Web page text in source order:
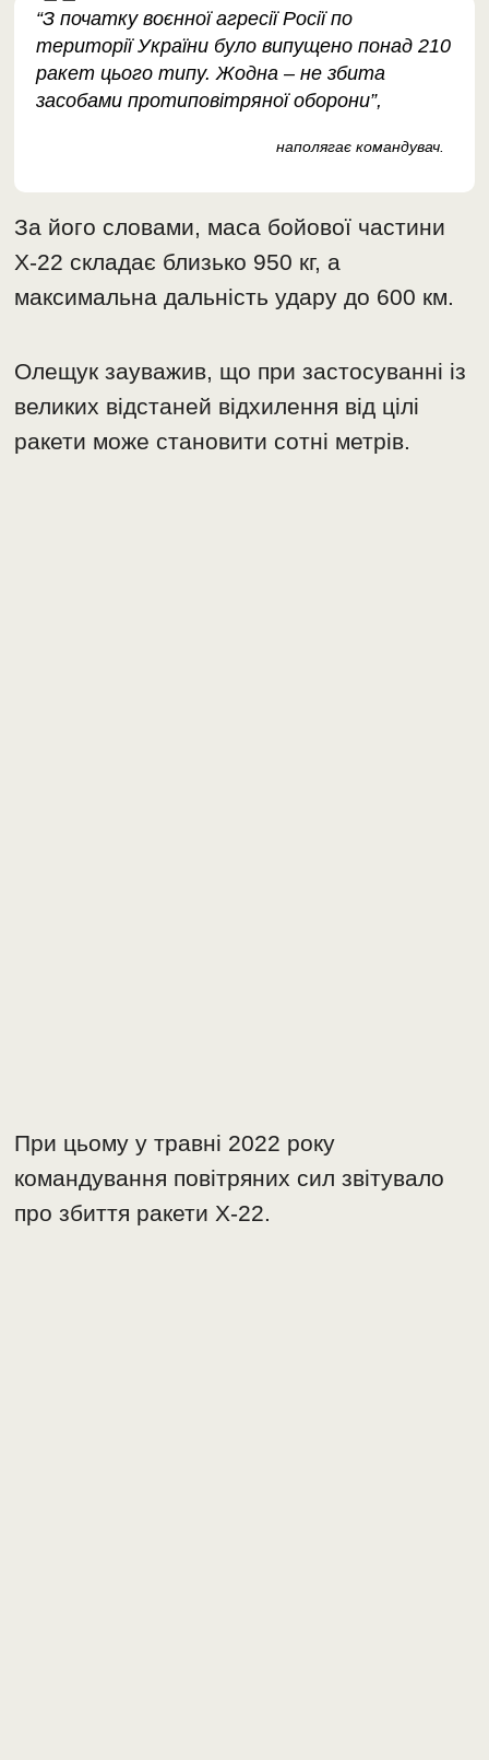
“З початку воєнної агресії Росії по
території України було випущено понад 210
ракет цього типу. Жодна – не збита
засобами протиповітряної оборони”,
наполягає командувач.
За його словами, маса бойової частини
Х-22 складає близько 950 кг, а
максимальна дальність удару до 600 км.
Олещук зауважив, що при застосуванні із
великих відстаней відхилення від цілі
ракети може становити сотні метрів.
При цьому у травні 2022 року
командування повітряних сил звітувало
про збиття ракети Х-22.